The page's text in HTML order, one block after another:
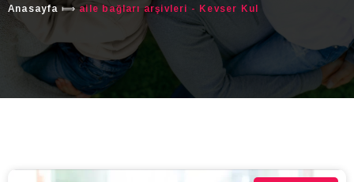
Anasayfa ⟾aile bağları arşivleri - Kevser Kul